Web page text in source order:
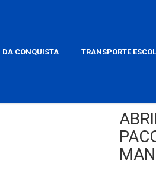
DA CONQUISTA TRANSPORTE